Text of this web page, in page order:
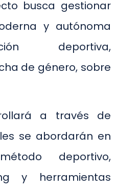
busca gestionar
y autónoma
deportiva,
de género, sobre
a través de
se abordarán en
deportivo,
y herramientas